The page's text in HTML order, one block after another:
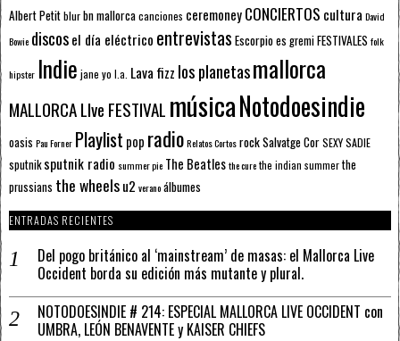
Albert Petitblurbn mallorcacanciones ceremoneyCONCIERTOS cultura David
Bowie discosel día eléctrico entrevistas Escorpioes gremiFESTIVALES folk
hipster Indie jane yo l.a. Lava fizz los planetasmallorca
MALLORCA LIve FESTIVAL músicaNotodoesindie
oasis Pau Forner Playlist pop radioRelatos CortosrockSalvatge CorSEXY SADIE
sputnik sputnik radio summer pie The Beatlesthe curethe indian summerthe
prussians the wheelsu2 veranoálbumes
ENTRADAS RECIENTES
Del pogo británico al ‘mainstream’ de masas: el Mallorca Live
Occident borda su edición más mutante y plural.
NOTODOESINDIE # 214: ESPECIAL MALLORCA LIVE OCCIDENT con
UMBRA, LEÓN BENAVENTE y KAISER CHIEFS